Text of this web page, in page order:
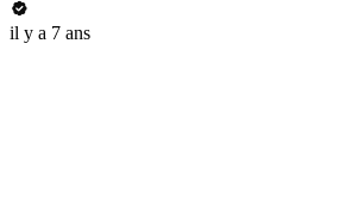
il y a 7 ans